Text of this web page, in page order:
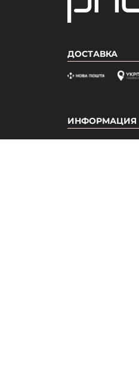
ДОСТАВКА
ИНФОРМАЦИЯ
Зарегистрируйся и
скидку 15% на первый